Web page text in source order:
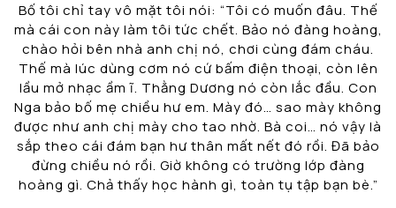
Bố tôi chỉ tay vô mặt tôi nói: “Tôi có muốn đâu. Thế
mà cái con này làm tôi tức chết. Bảo nó đàng hoàng,
chào hỏi bên nhà anh chị nó, chơi cùng đám cháu.
Thế mà lúc dùng cơm nó cứ bấm điện thoại, còn lên
lầu mở nhạc ầm ĩ. Thằng Dương nó còn lắc đầu. Con
Nga bảo bố mẹ chiều hư em. Mày đó… sao mày không
được như anh chị mày cho tao nhờ. Bà coi… nó vậy là
sắp theo cái đám bạn hư thân mất nết đó rồi. Đã bảo
đừng chiều nó rồi. Giờ không có trường lớp đàng
hoàng gì. Chả thấy học hành gì, toàn tụ tập bạn bè.”